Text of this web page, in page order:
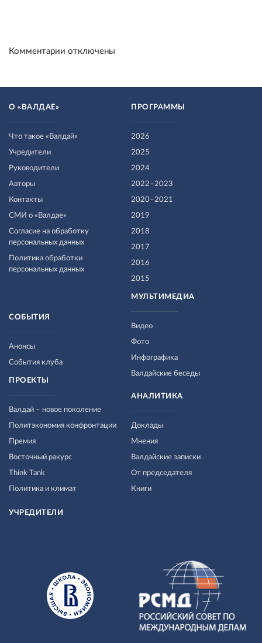
Комментарии отключены
О «ВАЛДАЕ»
Что такое «Валдай»
Учредители
Руководители
Авторы
Контакты
СМИ о «Валдае»
Согласие на обработку
персональных данных
Политика обработки
персональных данных
ПРОГРАММЫ
2026
2025
2024
2022–2023
2020–2021
2019
2018
2017
2016
2015
МУЛЬТИМЕДИА
Видео
Фото
Инфографика
Валдайские беседы
СОБЫТИЯ
Анонсы
События клуба
ПРОЕКТЫ
Валдай – новое поколение
Политэкономия конфронтации
Премия
Восточный ракурс
Think Tank
Политика и климат
АНАЛИТИКА
Доклады
Мнения
Валдайские записки
От председателя
Книги
УЧРЕДИТЕЛИ